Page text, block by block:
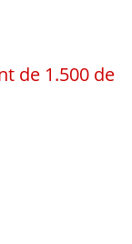
de 1.500 de